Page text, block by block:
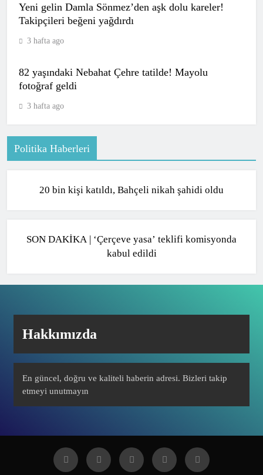
Politika Haberleri
20 bin kişi katıldı, Bahçeli nikah şahidi oldu
SON DAKİKA | ‘Çerçeve yasa’ teklifi komisyonda
kabul edildi
Yeni gelin Damla Sönmez’den aşk dolu kareler!
Takipçileri beğeni yağdırdı
3 hafta ago
82 yaşındaki Nebahat Çehre tatilde! Mayolu
fotoğraf geldi
3 hafta ago
Hakkımızda
En güncel, doğru ve kaliteli haberin adresi. Bizleri takip
etmeyi unutmayın